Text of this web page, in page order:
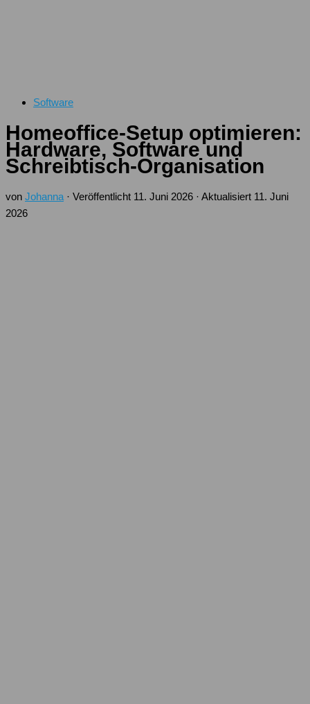
Software
Homeoffice-Setup optimieren:
Hardware, Software und
Schreibtisch-Organisation
von Johanna · Veröffentlicht 11. Juni 2026 · Aktualisiert 11. Juni
2026